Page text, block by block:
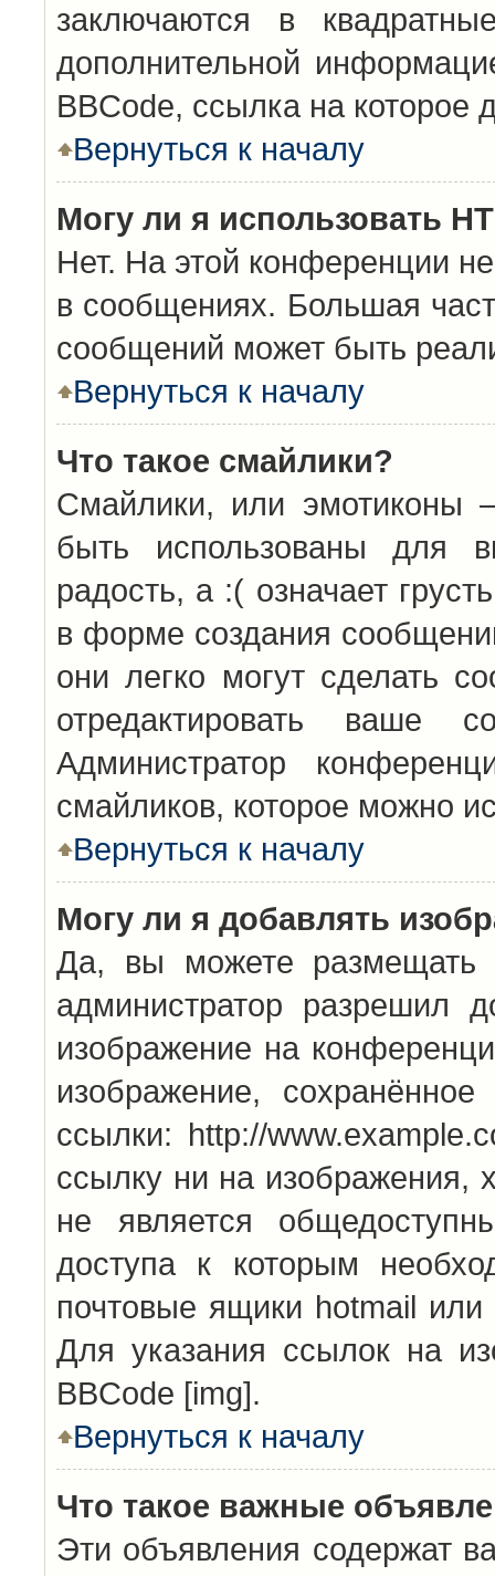
заключаются в
дополнительной
BBCode, ссылка на
Вернуться к началу
Могу ли я использовать
Нет. На этой конференции
в сообщениях. Большая
сообщений может быть
Вернуться к началу
Что такое смайлики?
Смайлики, или эмотиконы
быть использованы для
радость, а :( означает
в форме создания
они легко могут сделать
отредактировать ваше
Администратор
смайликов, которое можно
Вернуться к началу
Могу ли я добавлять
Да, вы можете размещать
администратор разрешил
изображение на
изображение,
ссылки: http://
ссылку ни на
не является
доступа к которым
почтовые ящики hotmail
Для указания ссылок на
BBCode [img].
Вернуться к началу
Что такое важные
Эти объявления содержат